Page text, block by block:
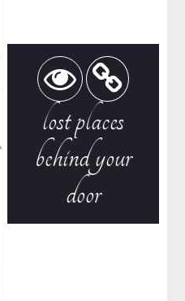
lost places
behind your
door